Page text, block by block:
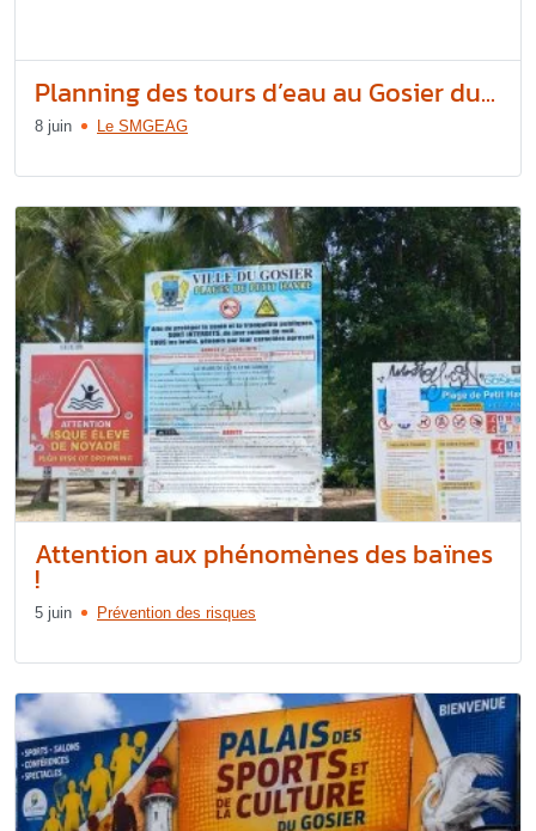
Planning des tours d’eau au Gosier du...
8 juin Le SMGEAG
Attention aux phénomènes des baïnes
!
5 juin Prévention des risques